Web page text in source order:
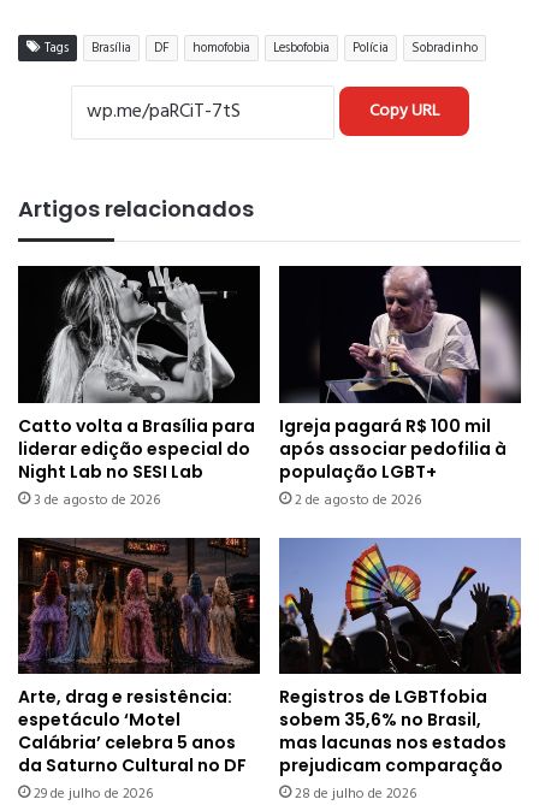
Tags Brasília DF homofobia Lesbofobia Polícia Sobradinho
Copy URL
Artigos relacionados
Catto volta a Brasília para
liderar edição especial do
Night Lab no SESI Lab
3 de agosto de 2026
Igreja pagará R$ 100 mil
após associar pedofilia à
população LGBT+
2 de agosto de 2026
Arte, drag e resistência:
espetáculo ‘Motel
Calábria’ celebra 5 anos
da Saturno Cultural no DF
29 de julho de 2026
Registros de LGBTfobia
sobem 35,6% no Brasil,
mas lacunas nos estados
prejudicam comparação
28 de julho de 2026